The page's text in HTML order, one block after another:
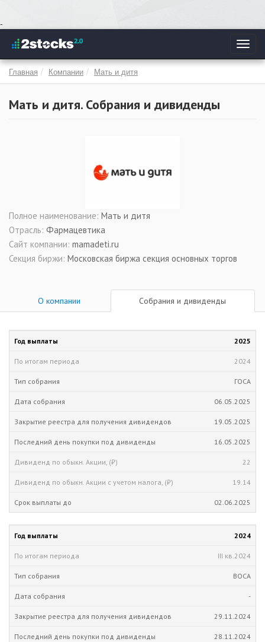
Перейти
основному
содержанию
-
Главная Компании Мать и дитя
Мать и дитя. Собрания и дивиденды
Полное наименование: Мать и дитя
Отрасль: Фармацевтика
Сайт компании: mamadeti.ru
Секция биржи: Московская биржа секция основных торгов
О компании Собрания и дивиденды
2025
2024
ГОСА
06.05.2025
19.05.2025
16.05.2025
22
19.14
02.06.2025
2024
III кв. 2024
ВОСА
-
29.11.2024
28.11.2024